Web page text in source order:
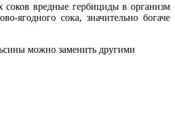
вредные гербициды в организм
сока, значительно богаче
можно заменить другими